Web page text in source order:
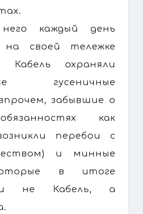
каждый день
на своей тележке
Кабель охраняли
гусеничные
забывшие о
как
перебои с
и минные
в итоге
не Кабель, а